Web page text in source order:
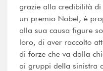
grazie alla credibilità
un premio Nobel, è
alla sua causa figure
loro, di aver raccolto
di forze che va dalla
ai gruppi della sinistra